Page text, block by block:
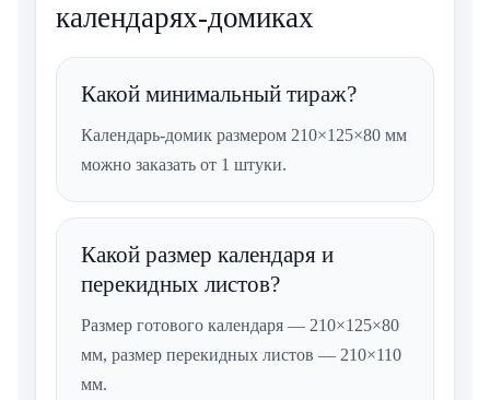
календарях-домиках
Какой минимальный тираж?
Календарь-домик размером 210×125×80 мм
можно заказать от 1 штуки.
Какой размер календаря и
перекидных листов?
Размер готового календаря — 210×125×80
мм, размер перекидных листов — 210×110
мм.